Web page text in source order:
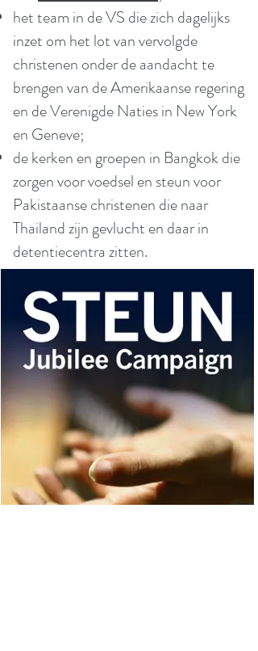
het team in de VS die zich dagelijks
inzet om het lot van vervolgde
christenen onder de aandacht te
brengen van de Amerikaanse regering
en de Verenigde Naties in New York
en Geneve;
de kerken en groepen in Bangkok die
zorgen voor voedsel en steun voor
Pakistaanse christenen die naar
Thailand zijn gevlucht en daar in
detentiecentra zitten.